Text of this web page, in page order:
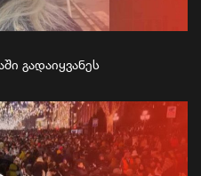
გადაიყვანეს